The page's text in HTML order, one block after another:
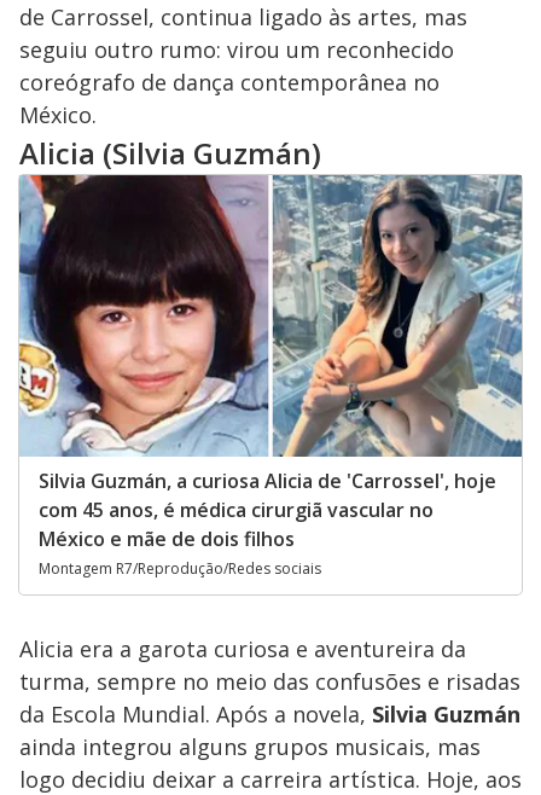
de Carrossel, continua ligado às artes, mas
seguiu outro rumo: virou um reconhecido
coreógrafo de dança contemporânea no
México.
Alicia (Silvia Guzmán)
Silvia Guzmán, a curiosa Alicia de 'Carrossel', hoje
com 45 anos, é médica cirurgiã vascular no
México e mãe de dois filhos
Montagem R7/Reprodução/Redes sociais
Alicia era a garota curiosa e aventureira da
turma, sempre no meio das confusões e risadas
da Escola Mundial. Após a novela, Silvia Guzmán
ainda integrou alguns grupos musicais, mas
logo decidiu deixar a carreira artística. Hoje, aos